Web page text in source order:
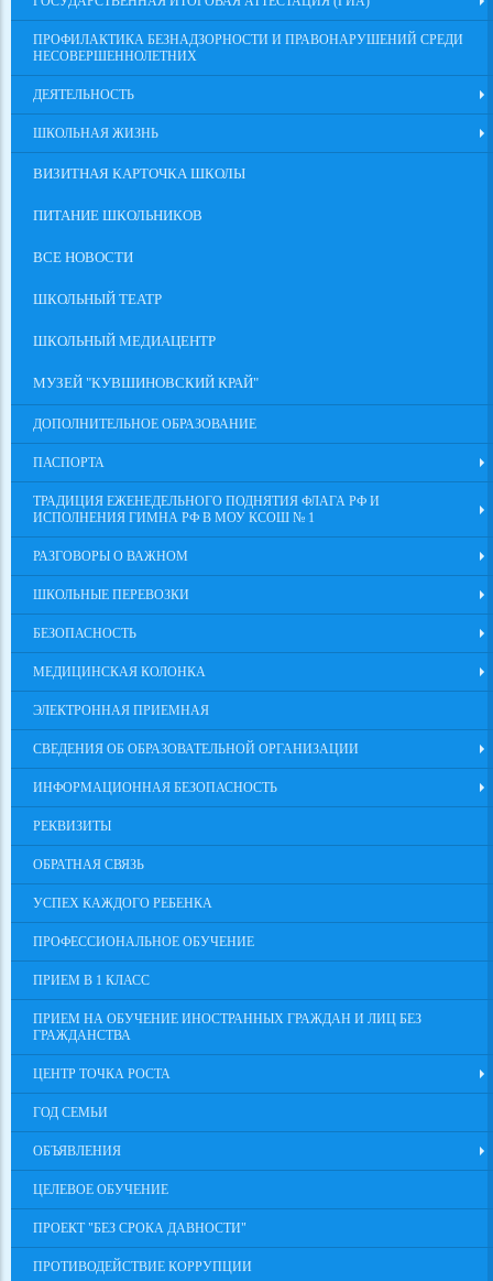
ПРОФИЛАКТИКА БЕЗНАДЗОРНОСТИ И ПРАВОНАРУШЕНИЙ СРЕДИ
НЕСОВЕРШЕННОЛЕТНИХ
ДЕЯТЕЛЬНОСТЬ
ШКОЛЬНАЯ ЖИЗНЬ
ВИЗИТНАЯ КАРТОЧКА ШКОЛЫ
ПИТАНИЕ ШКОЛЬНИКОВ
ВСЕ НОВОСТИ
ШКОЛЬНЫЙ ТЕАТР
ШКОЛЬНЫЙ МЕДИАЦЕНТР
МУЗЕЙ "КУВШИНОВСКИЙ КРАЙ"
ДОПОЛНИТЕЛЬНОЕ ОБРАЗОВАНИЕ
ПАСПОРТА
ТРАДИЦИЯ ЕЖЕНЕДЕЛЬНОГО ПОДНЯТИЯ ФЛАГА РФ И
ИСПОЛНЕНИЯ ГИМНА РФ В МОУ КСОШ № 1
РАЗГОВОРЫ О ВАЖНОМ
ШКОЛЬНЫЕ ПЕРЕВОЗКИ
БЕЗОПАСНОСТЬ
МЕДИЦИНСКАЯ КОЛОНКА
ЭЛЕКТРОННАЯ ПРИЕМНАЯ
СВЕДЕНИЯ ОБ ОБРАЗОВАТЕЛЬНОЙ ОРГАНИЗАЦИИ
ИНФОРМАЦИОННАЯ БЕЗОПАСНОСТЬ
РЕКВИЗИТЫ
ОБРАТНАЯ СВЯЗЬ
УСПЕХ КАЖДОГО РЕБЕНКА
ПРОФЕССИОНАЛЬНОЕ ОБУЧЕНИЕ
ПРИЕМ В 1 КЛАСС
ПРИЕМ НА ОБУЧЕНИЕ ИНОСТРАННЫХ ГРАЖДАН И ЛИЦ БЕЗ
ГРАЖДАНСТВА
ЦЕНТР ТОЧКА РОСТА
ГОД СЕМЬИ
ОБЪЯВЛЕНИЯ
ЦЕЛЕВОЕ ОБУЧЕНИЕ
ПРОЕКТ "БЕЗ СРОКА ДАВНОСТИ"
ПРОТИВОДЕЙСТВИЕ КОРРУПЦИИ